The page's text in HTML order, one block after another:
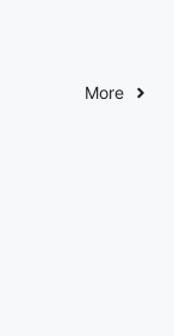
More